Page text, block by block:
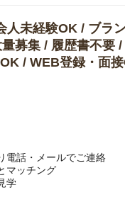
人未経験OK / ブラ
募集 / 履歴書不要
/ WEB登録・面
電話・メールでご連絡
マッチング
学